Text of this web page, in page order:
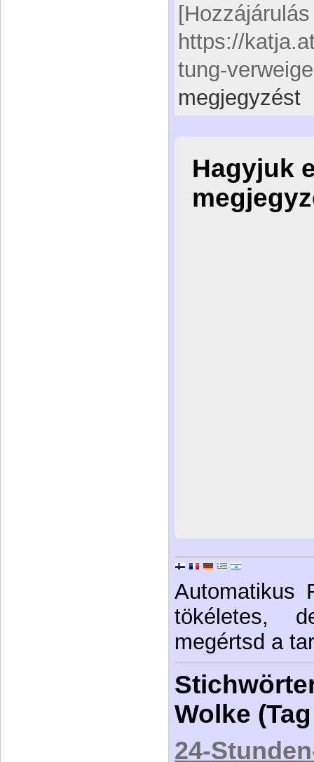
https://
tung-
megjegyzést
Hagyjuk
Automatikus
tökéletes,
megértsd a
Wolke
24-